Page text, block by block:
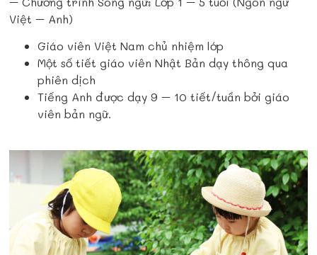
Việt – Anh)
Giáo viên Việt Nam chủ nhiệm lớp
Một số tiết giáo viên Nhật Bản dạy thông qua
phiên dịch
Tiếng Anh được dạy 9 – 10 tiết/tuần bởi giáo
viên bản ngữ.